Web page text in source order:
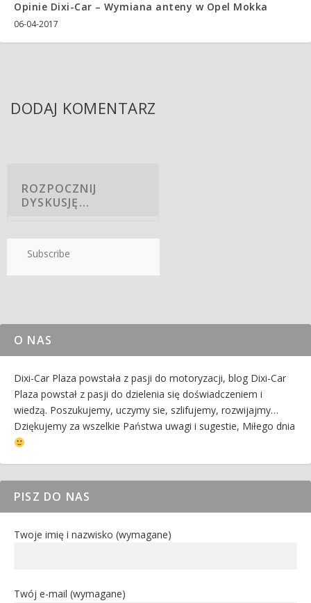
Opinie Dixi-Car – Wymiana anteny w Opel Mokka
06-04-2017
DODAJ KOMENTARZ
Subscribe
O NAS
Dixi-Car Plaza powstała z pasji do motoryzacji, blog Dixi-Car
Plaza powstał z pasji do dzielenia się doświadczeniem i
wiedzą. Poszukujemy, uczymy sie, szlifujemy, rozwijajmy…
Dziękujemy za wszelkie Państwa uwagi i sugestie, Miłego dnia
PISZ DO NAS
Twoje imię i nazwisko (wymagane)
Twój e-mail (wymagane)